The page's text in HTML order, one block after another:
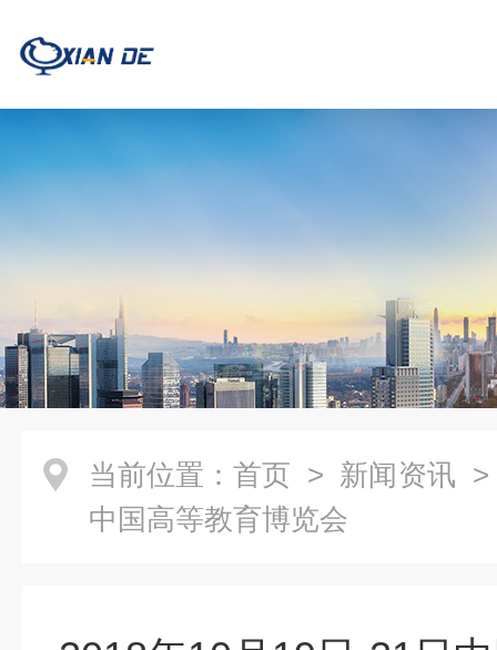
当前位置： 首页 > 新闻资讯 >
中国高等教育博览会